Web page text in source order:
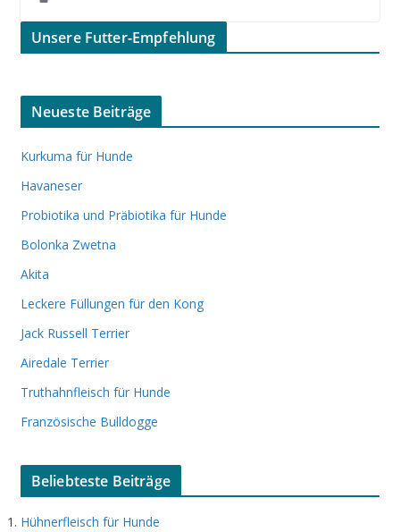
Unsere Futter-Empfehlung
Neueste Beiträge
Kurkuma für Hunde
Havaneser
Probiotika und Präbiotika für Hunde
Bolonka Zwetna
Akita
Leckere Füllungen für den Kong
Jack Russell Terrier
Airedale Terrier
Truthahnfleisch für Hunde
Französische Bulldogge
Beliebteste Beiträge
Hühnerfleisch für Hunde